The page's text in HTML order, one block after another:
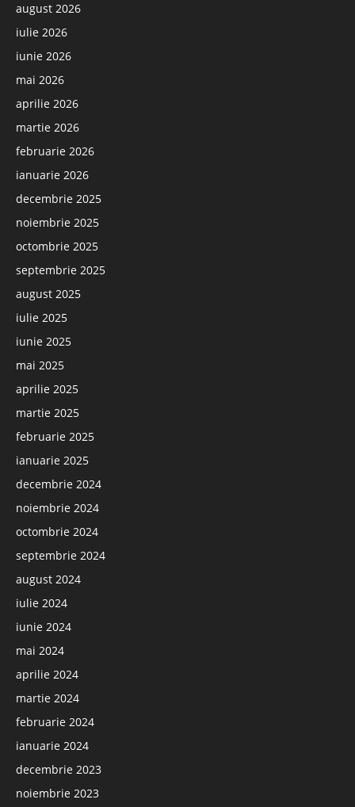
august 2026
iulie 2026
iunie 2026
mai 2026
aprilie 2026
martie 2026
februarie 2026
ianuarie 2026
decembrie 2025
noiembrie 2025
octombrie 2025
septembrie 2025
august 2025
iulie 2025
iunie 2025
mai 2025
aprilie 2025
martie 2025
februarie 2025
ianuarie 2025
decembrie 2024
noiembrie 2024
octombrie 2024
septembrie 2024
august 2024
iulie 2024
iunie 2024
mai 2024
aprilie 2024
martie 2024
februarie 2024
ianuarie 2024
decembrie 2023
noiembrie 2023